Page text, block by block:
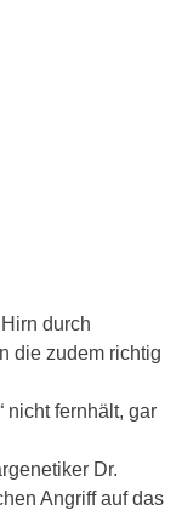
durch
die zudem richtig
nicht fernhält, gar
Dr.
Angriff auf das